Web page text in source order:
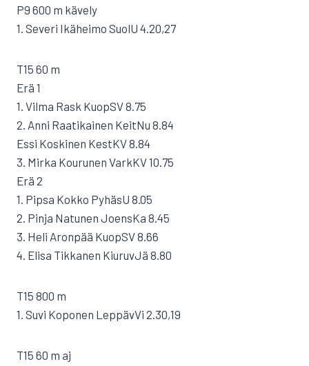
P9 600 m kävely
1. Severi Ikäheimo SuolU 4.20,27
T15 60 m
Erä 1
1. Vilma Rask KuopSV 8.75
2. Anni Raatikainen KeitNu 8.84
Essi Koskinen KestKV 8.84
3. Mirka Kourunen VarkKV 10.75
Erä 2
1. Pipsa Kokko PyhäsU 8.05
2. Pinja Natunen JoensKa 8.45
3. Heli Aronpää KuopSV 8.66
4. Elisa Tikkanen KiuruvJä 8.80
T15 800 m
1. Suvi Koponen LeppävVi 2.30,19
T15 60 m aj